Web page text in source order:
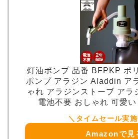
灯油ポンプ 品番 BFPKP ポ
ポンプ アラジン Aladdin ア
ゃれ アラジンストーブ アラ
電池不要 おしゃれ 可愛
Amazonで見